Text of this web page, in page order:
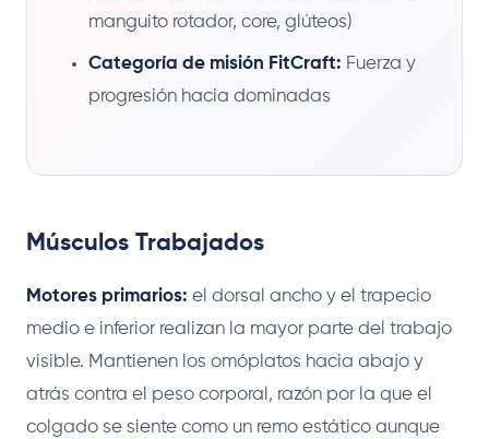
manguito rotador, core, glúteos)
Categoría de misión FitCraft: Fuerza y
progresión hacia dominadas
Músculos Trabajados
Motores primarios: el dorsal ancho y el trapecio
medio e inferior realizan la mayor parte del trabajo
visible. Mantienen los omóplatos hacia abajo y
atrás contra el peso corporal, razón por la que el
colgado se siente como un remo estático aunque